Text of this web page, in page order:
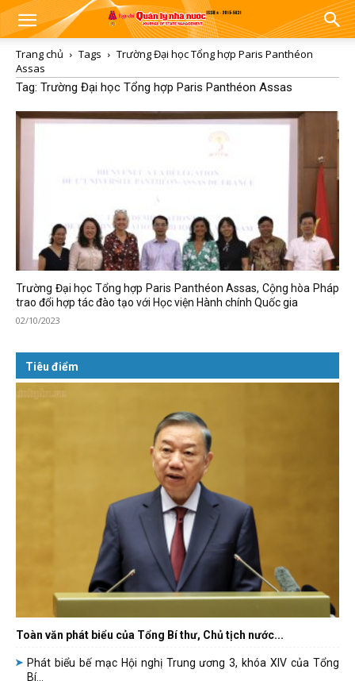
Trang chủ Tags
Trường Đại học Tổng hợp Paris Panthéon
Assas
Tag: Trường Đại học Tổng hợp Paris Panthéon Assas
Trường Đại học Tổng hợp Paris Panthéon Assas, Cộng hòa Pháp
trao đổi hợp tác đào tạo với Học viện Hành chính Quốc gia
02/10/2023
Tiêu điểm
Toàn văn phát biểu của Tổng Bí thư, Chủ tịch nước...
Phát biểu bế mạc Hội nghị Trung ương 3, khóa XIV của Tổng
Bí...